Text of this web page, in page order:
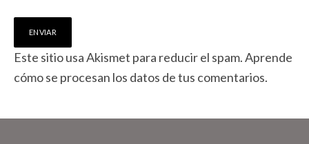
Este sitio usa Akismet para reducir el spam.Aprende
cómo se procesan los datos de tus comentarios.